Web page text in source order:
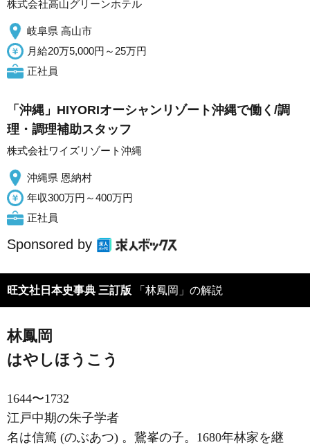
株式会社高山グリーンホテル
岐阜県 高山市
月給20万5,000円～25万円
正社員
「沖縄」HIYORIオーシャンリゾート沖縄で働く/調
理・調理補助スタッフ
株式会社ワイズリゾート沖縄
沖縄県 恩納村
年収300万円～400万円
正社員
Sponsored by
旺文社日本史事典 三訂版 「林鳳岡」の解説
林鳳岡
はやしほうこう
1644〜1732
江戸中期の朱子学者
名は信篤 (のぶあつ) 。鵞峯の子。1680年林家を継